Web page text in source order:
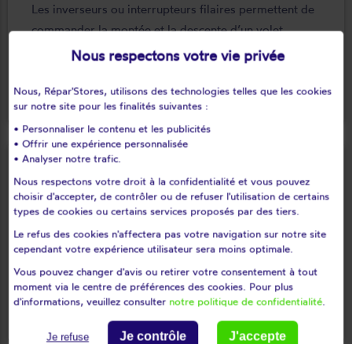
Les inverseurs ou interrupteurs filaires permettent de
commander la montée et la descente d’un volet
roulant.
En savoir plus keyboard_arrow_right
Les lames
Les lames confèrent au volet ses caractéristiques
esthétiques, mais aussi ses performances en matière
d’isolation, de luminosité résiduelle et de résistance à
l’effraction.
En savoir plus keyboard_arrow_right
Nous respectons votre vie privée
Nous, Répar'Stores, utilisons des technologies telles que les cookies
sur notre site pour les finalités suivantes :
• Personnaliser le contenu et les publicités
• Offrir une expérience personnalisée
• Analyser notre trafic.
Nous respectons votre droit à la confidentialité et vous pouvez
choisir d'accepter, de contrôler ou de refuser l'utilisation de certains
types de cookies ou certains services proposés par des tiers.
Le refus des cookies n'affectera pas votre navigation sur notre site
cependant votre expérience utilisateur sera moins optimale.
Vous pouvez changer d'avis ou retirer votre consentement à tout
moment via le centre de préférences des cookies. Pour plus
d'informations, veuillez consulter notre politique de confidentialité.
Je refuse Je contrôle J'accepte